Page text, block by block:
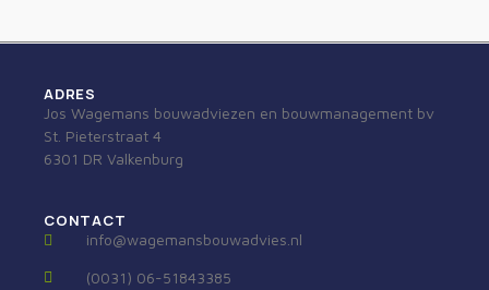
ADRES
Jos Wagemans bouwadviezen en bouwmanagement bv
St. Pieterstraat 4
6301 DR Valkenburg
CONTACT
info@wagemansbouwadvies.nl
(0031) 06-51843385